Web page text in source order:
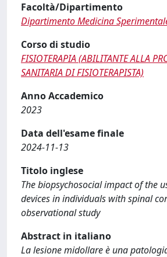
Facoltà/Dipartimento
Dipartimento Medicina
Corso di studio
FISIOTERAPIA (ABILITANTE ALLA
SANITARIA DI FISIOTERAPISTA)
Anno Accademico
2023
Data dell'esame finale
2024-11-13
Titolo inglese
The biopsychosocial impact of the
devices in individuals with spinal
observational study
Abstract in italiano
La lesione midollare è una